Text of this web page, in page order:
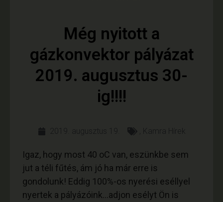
Még nyitott a
gázkonvektor pályázat
2019. augusztus 30-
ig!!!!
2019. augusztus 19. , Kamra Hírek
Igaz, hogy most 40 oC van, eszünkbe sem
jut a téli fűtés, ám jó ha már erre is
gondolunk! Eddig 100%-os nyerési eséllyel
nyertek a pályázóink…adjon esélyt Ön is